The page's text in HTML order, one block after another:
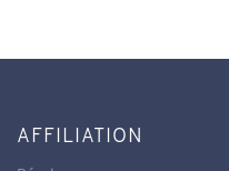
AFFILIATION